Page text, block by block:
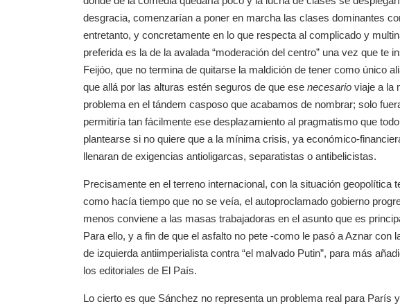
desgracia, comenzarían a poner en marcha las clases dominantes
entretanto, y concretamente en lo que respecta al complicado y
preferida es la de la avalada “moderación del centro” una vez que te
Feijóo, que no termina de quitarse la maldición de tener como único
que allá por las alturas estén seguros de que esenecesarioviaje a la
problema en el tándem casposo que acabamos de nombrar; solo
permitiría tan fácilmente ese desplazamiento al pragmatismo que
plantearse si no quiere que a la mínima crisis, ya económico-
llenaran de exigencias antioligarcas, separatistas o antibelicistas.
Precisamente en el terreno internacional, con la situación geopolítica
como hacía tiempo que no se veía, el autoproclamado gobierno
menos conviene a las masas trabajadoras en el asunto que es
Para ello, y a fin de que el asfalto no pete -como le pasó a Aznar con
de izquierda antiimperialista contra “el malvado Putin”, para más
los editoriales de El País.
Lo cierto es que Sánchez no representa un problema real para París